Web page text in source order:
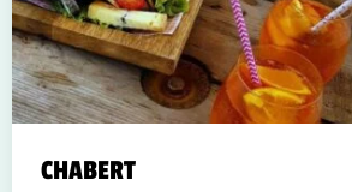
CHABERT